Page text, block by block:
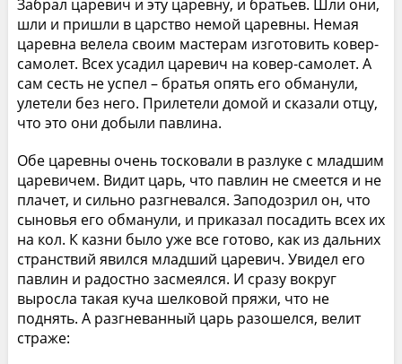
Забрал царевич и эту царевну, и братьев. Шли они,
шли и пришли в царство немой царевны. Немая
царевна велела своим мастерам изготовить ковер-
самолет. Всех усадил царевич на ковер-самолет. А
сам сесть не успел – братья опять его обманули,
улетели без него. Прилетели домой и сказали отцу,
что это они добыли павлина.
Обе царевны очень тосковали в разлуке с младшим
царевичем. Видит царь, что павлин не смеется и не
плачет, и сильно разгневался. Заподозрил он, что
сыновья его обманули, и приказал посадить всех их
на кол. К казни было уже все готово, как из дальних
странствий явился младший царевич. Увидел его
павлин и радостно засмеялся. И сразу вокруг
выросла такая куча шелковой пряжи, что не
поднять. А разгневанный царь разошелся, велит
страже: